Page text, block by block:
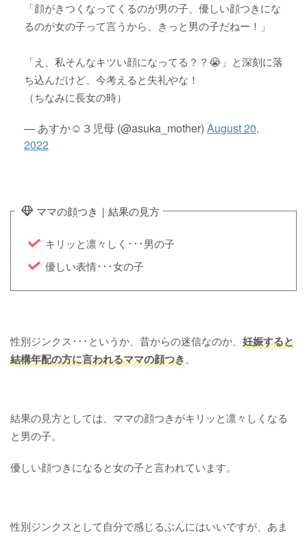
「顔がきつくなってくるのが男の子、優しい顔つきにな
るのが女の子って言うから、きっと男の子だねー！」
「え、私そんなキツい顔になってる？？😭」と深刻に落
ち込んだけど、今考えると失礼やな！
（ちなみに長女の時）
— あすか☺︎３児母 (@asuka_mother) August 20,
2022
ママの顔つき｜結果の見方
キリッと凛々しく･･･男の子
優しい表情･･･女の子
性別ジンクス･･･というか、昔からの迷信なのか、 妊娠すると
結構年配の方に言われるママの顔つき。
結果の見方としては、ママの顔つきがキリッと凛々しくなる
と男の子。
優しい顔つきになると女の子と言われています。
性別ジンクスとして自分で感じるぶんにはいいですが、あま